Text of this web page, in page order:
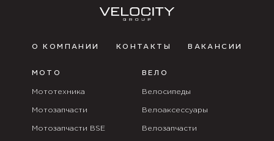
О КОМПАНИИ КОНТАКТЫ ВАКАНСИИ
МОТО
Мототехника
Мотозапчасти
Мотозапчасти BSE
ВЕЛО
Велосипеды
Велоаксессуары
Велозапчасти